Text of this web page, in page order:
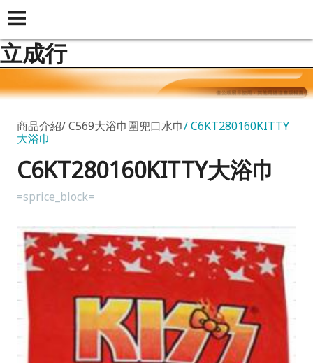
立成行
商品介紹 C569大浴巾圍兜口水巾 C6KT280160KITTY
大浴巾
C6KT280160KITTY大浴巾
=sprice_block=